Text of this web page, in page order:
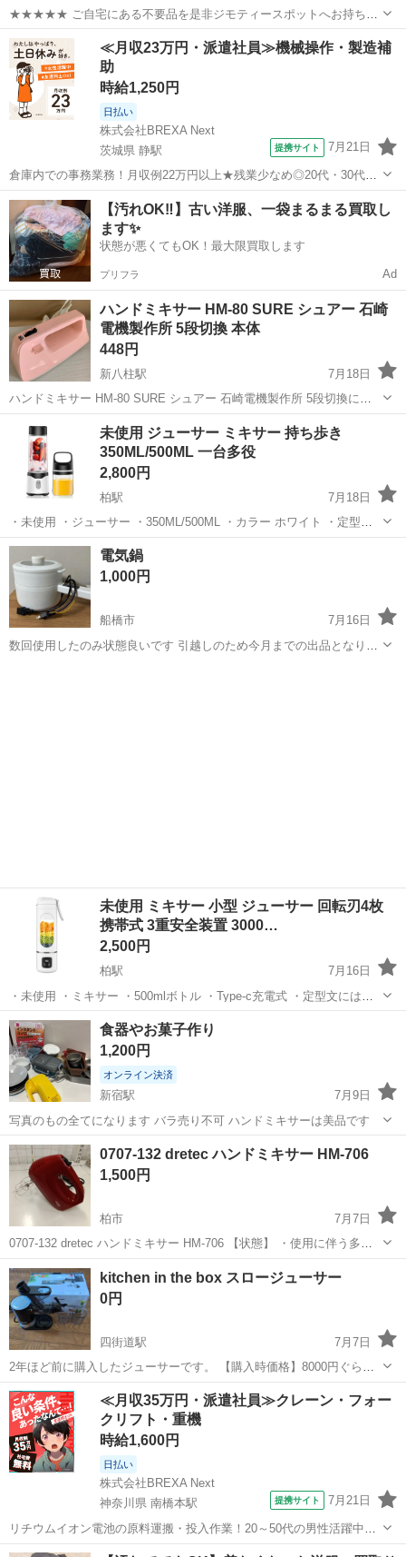
★★★★★ ご自宅にある不要品を是非ジモティースポットへお持ち込
みしませんか？ 家電、趣味・スポーツ・レジャー用品、こども用品、
衣料服飾品、生活雑貨、家具、本、CD・DVDなどが無料でまとめて持
ち込めます！ ※詳細はこ...
千葉 千葉市 キッチン家電 ジューサー
≪月収23万円・派遣社員≫機械操作・製造補
助
時給1,250円
日払い
株式会社BREXA Next
茨城県 静駅
提携サイト 7月21日
倉庫内での事務業務！月収例22万円以上★残業少なめ◎20代・30代・
40代の男女活躍中！空調完備で快適作業★食堂利用可◎マイカー通勤
OK◎無料駐車場完備！《茨城県常陸大宮市》 人気の工場のお仕事 ◇
電子部品製造倉庫内の事務...
茨城 常陸大宮市 その他
【汚れOK‼️】古い洋服、一袋まるまる買取し
ます✨
状態が悪くてもOK！最大限買取します
プリフラ Ad
ハンドミキサー HM-80 SURE シュアー 石崎
電機製作所 5段切換 本体
448円
新八柱駅
7月18日
ハンドミキサー HM-80 SURE シュアー 石崎電機製作所 5段切換にな
ります。 動作の確認済みです。 郵送の場合です。まず私どもにご連絡
ください。私どもはオンライン支払いモデルに変更します。送料は代
千葉 新八柱駅 キッチン家電 石崎電機製作所
未使用 ジューサー ミキサー 持ち歩き
350ML/500ML 一台多役
2,800円
柏駅
7月18日
・未使用 ・ジューサー ・350ML/500ML ・カラー ホワイト ・定型文
には返信しません ・お取引希望の方はご都合の良い日時をいくつか記
載してご連絡ください ・複数点購入以外値引きいたしません
千葉 柏市 柏駅
電気鍋
1,000円
船橋市
7月16日
数回使用したのみ状態良いです 引越しのため今月までの出品となりま
未使用 ミキサー 小型 ジューサー 回転刃4枚
携帯式 3重安全装置 3000…
2,500円
柏駅
7月16日
・未使用 ・ミキサー ・500mlボトル ・Type-c充電式 ・定型文には返
信しません ・お取引希望の方はご都合の良い日時をいくつか記載して
ご連絡ください ・複数点購入以外値引きいたしません
千葉 柏市 柏駅 キッチン家電
食器やお菓子作り
1,200円
オンライン決済
新宿駅
7月9日
写真のもの全てになります バラ売り不可 ハンドミキサーは美品です
千葉 松戸市
0707-132 dretec ハンドミキサー HM-706
1,500円
柏市
7月7日
0707-132 dretec ハンドミキサー HM-706 【状態】 ・使用に伴う多少
のスレ、キズ、落としきれない汚れなどございます ・詳細は現地でご
確認ください ・お値引きは出来かねますのでご了承願います...
千葉 柏市
kitchen in the box スロージューサー
0円
四街道駅
7月7日
2年ほど前に購入したジューサーです。 【購入時価格】8000円ぐらい?
【傷などの状態】とくに目立った傷はありません。 【アピールポイン
ト】状態はいいのでまだまだ使えます！ 【希望取引場所】ローソン四
街道津ノ守店 【希望取...
千葉 四街道市 四街道駅 キッチン家電
≪月収35万円・派遣社員≫クレーン・フォー
クリフト・重機
時給1,600円
日払い
株式会社BREXA Next
神奈川県 南橋本駅
提携サイト 7月21日
リチウムイオン電池の原料運搬・投入作業！20～50代の男性活躍中★
ワンルーム寮完備！赴任旅費会社負担！年間休日130日★フォークリフ
神奈川 相模原市 南橋本駅 その他